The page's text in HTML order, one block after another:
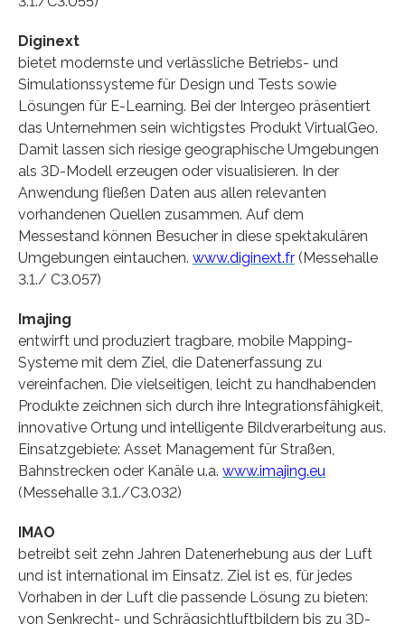
Diginext
bietet modernste und verlässliche Betriebs- und
Simulationssysteme für Design und Tests sowie
Lösungen für E-Learning. Bei der Intergeo präsentiert
das Unternehmen sein wichtigstes Produkt VirtualGeo.
Damit lassen sich riesige geographische Umgebungen
als 3D-Modell erzeugen oder visualisieren. In der
Anwendung fließen Daten aus allen relevanten
vorhandenen Quellen zusammen. Auf dem
Messestand können Besucher in diese spektakulären
Umgebungen eintauchen. www.diginext.fr (Messehalle
3.1./ C3.057)
Imajing
entwirft und produziert tragbare, mobile Mapping-
Systeme mit dem Ziel, die Datenerfassung zu
vereinfachen. Die vielseitigen, leicht zu handhabenden
Produkte zeichnen sich durch ihre Integrationsfähigkeit,
innovative Ortung und intelligente Bildverarbeitung aus.
Einsatzgebiete: Asset Management für Straßen,
Bahnstrecken oder Kanäle u.a. www.imajing.eu
(Messehalle 3.1./C3.032)
IMAO
betreibt seit zehn Jahren Datenerhebung aus der Luft
und ist international im Einsatz. Ziel ist es, für jedes
Vorhaben in der Luft die passende Lösung zu bieten:
von Senkrecht- und Schrägsichtluftbildern bis zu 3D-